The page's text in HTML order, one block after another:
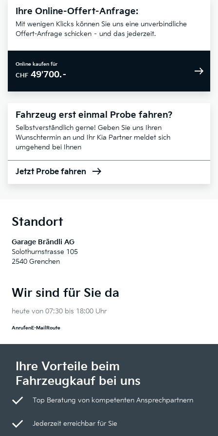
Ihre Online-Offert-Anfrage:
Mit wenigen Klicks können Sie uns eine unverbindliche
Offert-Anfrage schicken – und das jederzeit.
Online kaufen für
CHF 49'700.–
Fahrzeug erst einmal Probe fahren?
Selbstverständlich gerne! Geben Sie uns Ihren
Wunschtermin an und Ihr Kia Partner meldet sich
umgehend bei Ihnen
Jetzt Probe fahren
Standort
Garage Brändli AG
Solothurnstrasse 105
2540 Grenchen
Wir sind für Sie da
heute von 07:30 bis 18:00 Uhr
AnrufenE-Mail Route
Ihre Vorteile beim
Fahrzeugkauf bei uns
Top Beratung von kompetenten Ansprechpartnern
Jederzeit erreichbar für Sie